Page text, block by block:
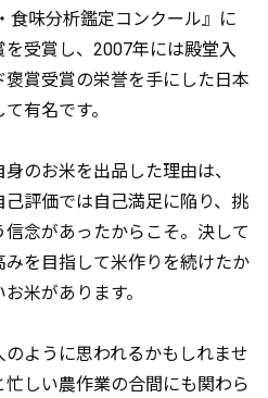
食味分析鑑定コンクール』に
受賞し、2007年には殿堂入
賞受賞の栄誉を手にした日本
有名です。
のお米を出品した理由は、
己評価では自己満足に陥り、挑
念があったからこそ。決して
を目指して米作りを続けたか
米があります。
ように思われるかもしれませ
しい農作業の合間にも関わら